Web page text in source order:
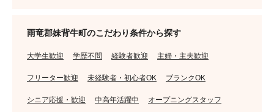
雨竜郡妹背牛町のこだわり条件から探す
大学生歓迎 学歴不問 経験者歓迎 主婦・主夫歓迎
フリーター歓迎 未経験者・初心者OK ブランクOK
シニア応援・歓迎 中高年活躍中 オープニングスタッフ